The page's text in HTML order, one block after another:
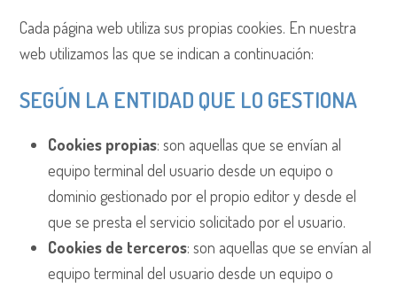
Cada página web utiliza sus propias cookies. En nuestra
web utilizamos las que se indican a continuación:
SEGÚN LA ENTIDAD QUE LO GESTIONA
Cookies propias: son aquellas que se envían al
equipo terminal del usuario desde un equipo o
dominio gestionado por el propio editor y desde el
que se presta el servicio solicitado por el usuario.
Cookies de terceros: son aquellas que se envían al
equipo terminal del usuario desde un equipo o